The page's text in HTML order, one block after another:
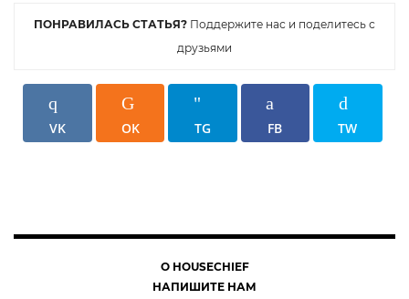
ПОНРАВИЛАСЬ СТАТЬЯ? Поддержите нас и поделитесь с
друзьями
VK OK TG FB TW
О HOUSECHIEF
НАПИШИТЕ НАМ